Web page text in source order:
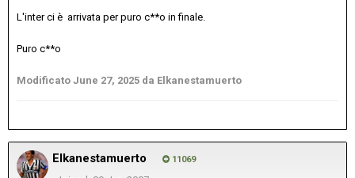
L'inter ci è arrivata per puro c**o in finale.
Puro c**o
Modificato June 27, 2025 da Elkanestamuerto
Elkanestamuerto 11069